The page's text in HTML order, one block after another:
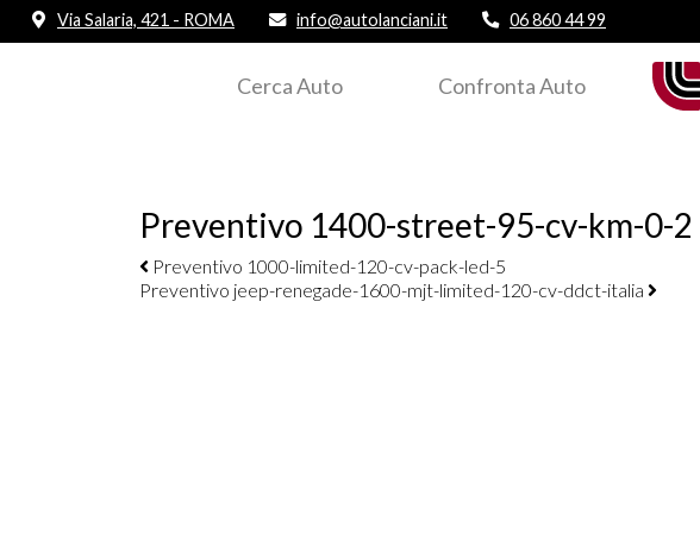
Via Salaria, 421 - ROMA info@autolanciani.it 06 860 44 99
Cerca Auto Confronta Auto
Preventivo 1400-street-95-cv-km-0-2
Navigazione elementi
Preventivo 1000-limited-120-cv-pack-led-5
Preventivo jeep-renegade-1600-mjt-limited-120-cv-ddct-italia